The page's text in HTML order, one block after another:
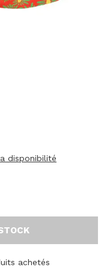
disponibilité
achetés